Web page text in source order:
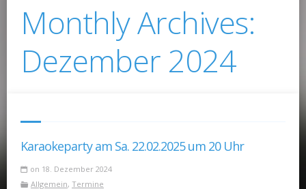
Monthly Archives:
Dezember 2024
Karaokeparty am Sa. 22.02.2025 um 20 Uhr
on 18. Dezember 2024
Allgemein, Termine